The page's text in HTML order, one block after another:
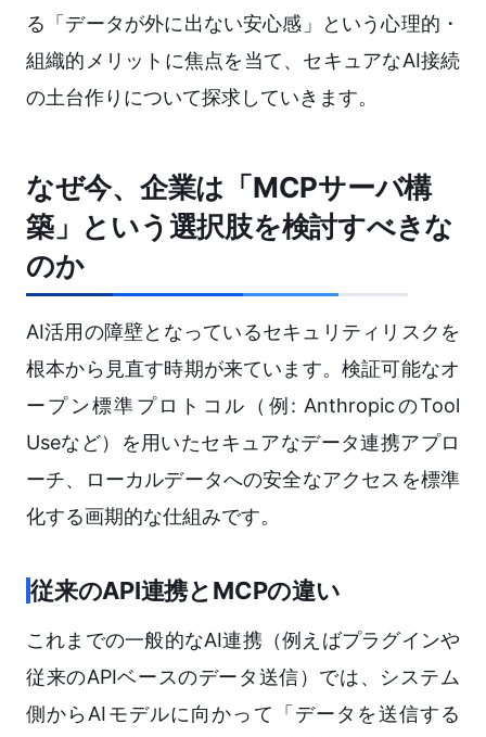
る「データが外に出ない安心感」という心理的・
組織的メリットに焦点を当て、セキュアなAI接続
の土台作りについて探求していきます。
なぜ今、企業は「MCPサーバ構
築」という選択肢を検討すべきな
のか
AI活用の障壁となっているセキュリティリスクを
根本から見直す時期が来ています。検証可能なオ
ープン標準プロトコル（例: AnthropicのTool
Useなど）を用いたセキュアなデータ連携アプロ
ーチ、ローカルデータへの安全なアクセスを標準
化する画期的な仕組みです。
従来のAPI連携とMCPの違い
これまでの一般的なAI連携（例えばプラグインや
従来のAPIベースのデータ送信）では、システム
側からAIモデルに向かって「データを送信する